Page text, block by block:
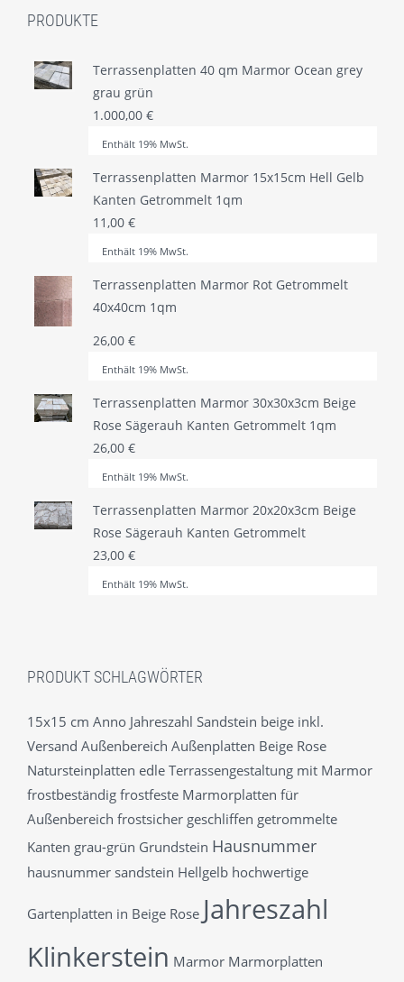
PRODUKTE
Terrassenplatten 40 qm Marmor Ocean grey
grau grün
1.000,00 €
Enthält 19% MwSt.
Terrassenplatten Marmor 15x15cm Hell Gelb
Kanten Getrommelt 1qm
11,00 €
Enthält 19% MwSt.
Terrassenplatten Marmor Rot Getrommelt
40x40cm 1qm
26,00 €
Enthält 19% MwSt.
Terrassenplatten Marmor 30x30x3cm Beige
Rose Sägerauh Kanten Getrommelt 1qm
26,00 €
Enthält 19% MwSt.
Terrassenplatten Marmor 20x20x3cm Beige
Rose Sägerauh Kanten Getrommelt
23,00 €
Enthält 19% MwSt.
PRODUKT SCHLAGWÖRTER
15x15 cm Anno Jahreszahl Sandstein beige inkl.
Versand Außenbereich Außenplatten Beige Rose
Natursteinplatten edle Terrassengestaltung mit Marmor
frostbeständig frostfeste Marmorplatten für
Außenbereich frostsicher geschliffen getrommelte
Kanten grau-grün Grundstein Hausnummer
hausnummer sandstein Hellgelb hochwertige
Gartenplatten in Beige Rose Jahreszahl
Klinkerstein Marmor Marmorplatten